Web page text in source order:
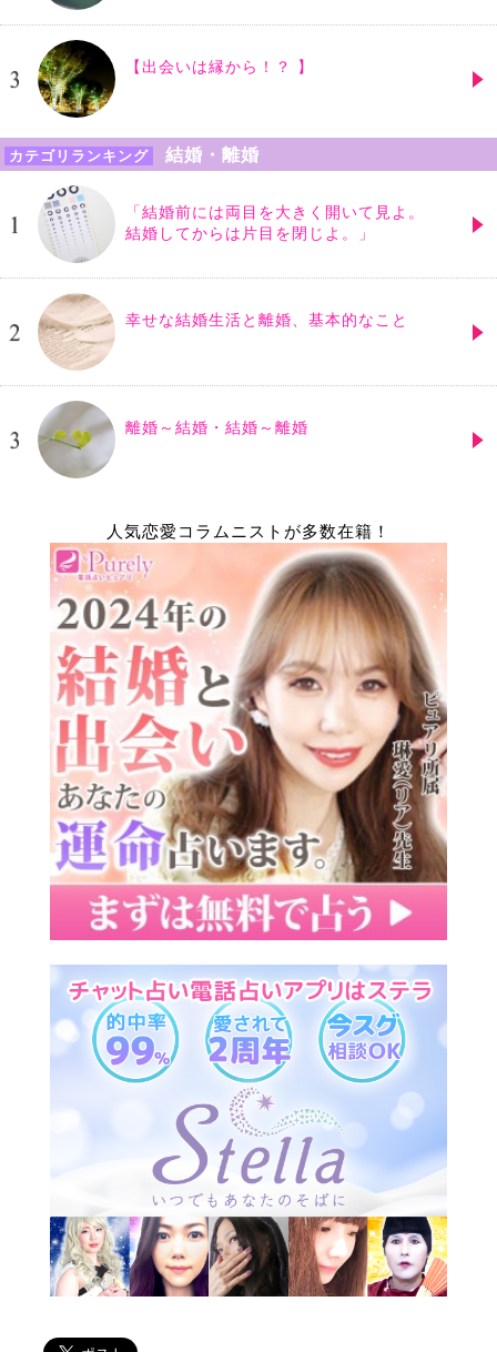
【出会いは縁から！？ 】
カテゴリランキング 結婚・離婚
「結婚前には両目を大きく開いて見よ。
結婚してからは片目を閉じよ。」
幸せな結婚生活と離婚、基本的なこと
離婚～結婚・結婚～離婚
人気恋愛コラムニストが多数在籍！